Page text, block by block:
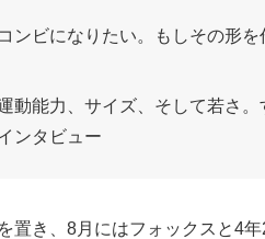
ンビになりたい。もしその形を
動能力、サイズ、そして若さ。
ンタビュー
置き、8月にはフォックスと4